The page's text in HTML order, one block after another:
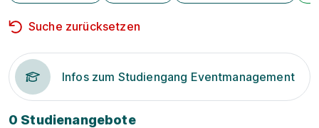
Suche zurücksetzen
Infos zum Studiengang Eventmanagement
0 Studienangebote